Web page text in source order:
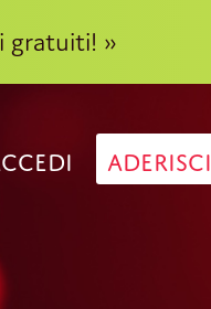
gratuiti! »
ADERISCI